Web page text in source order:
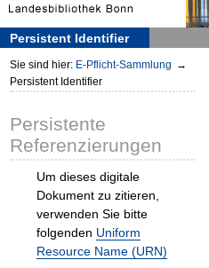
Persistent Identifier
Sie sind hier: E-Pflicht-Sammlung →
Persistent Identifier
Persistente
Referenzierungen
Um dieses digitale
Dokument zu zitieren,
verwenden Sie bitte
folgenden Uniform
Resource Name (URN)